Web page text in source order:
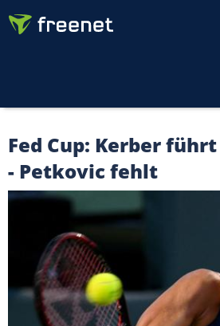
Fed Cup: Kerber
- Petkovic fehlt